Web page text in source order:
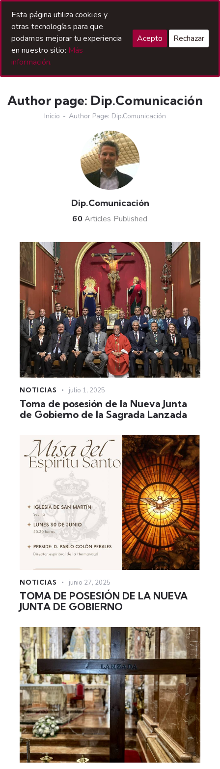
Author page: Dip.Comunicación
Inicio Author Page: Dip.Comunicación
Dip.Comunicación
60 Articles Published
NOTICIAS julio 1, 2025
Toma de posesión de la Nueva Junta
de Gobierno de la Sagrada Lanzada
NOTICIAS junio 27, 2025
TOMA DE POSESIÓN DE LA NUEVA
JUNTA DE GOBIERNO
Esta página utiliza cookies y
otras tecnologías para que
podamos mejorar tu experiencia
en nuestro sitio: Más
información.
Acepto Rechazar